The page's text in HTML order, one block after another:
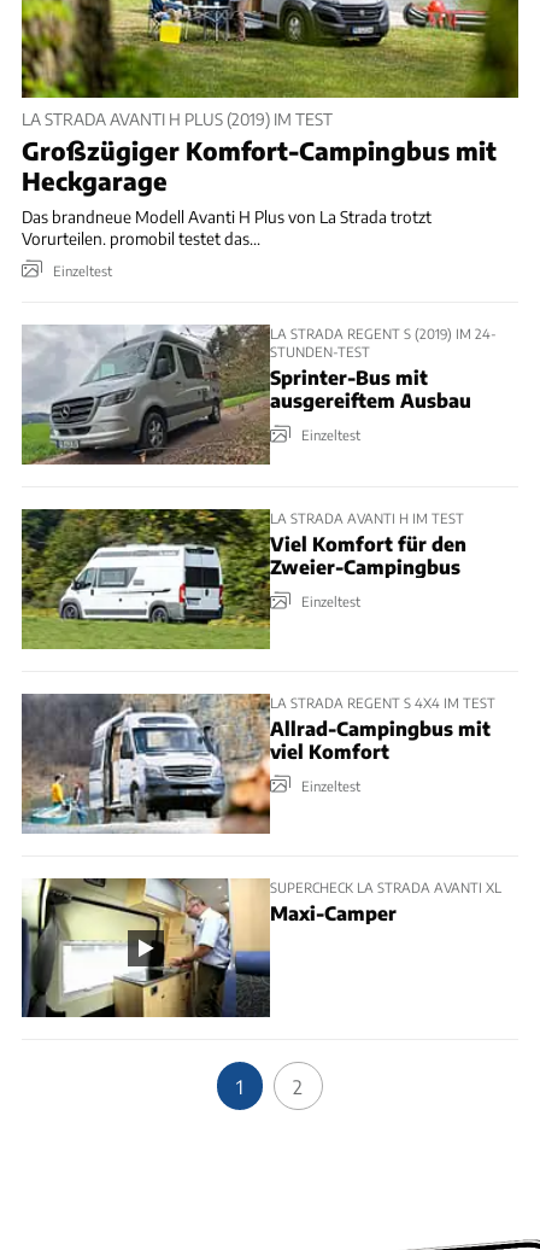
LA STRADA AVANTI H PLUS (2019) IM TEST
Großzügiger Komfort-Campingbus mit
Heckgarage
Das brandneue Modell Avanti H Plus von La Strada trotzt
Vorurteilen. promobil testet das...
Einzeltest
LA STRADA REGENT S (2019) IM 24-
STUNDEN-TEST
Sprinter-Bus mit
ausgereiftem Ausbau
Einzeltest
LA STRADA AVANTI H IM TEST
Viel Komfort für den
Zweier-Campingbus
Einzeltest
LA STRADA REGENT S 4X4 IM TEST
Allrad-Campingbus mit
viel Komfort
Einzeltest
SUPERCHECK LA STRADA AVANTI XL
Maxi-Camper
1 2